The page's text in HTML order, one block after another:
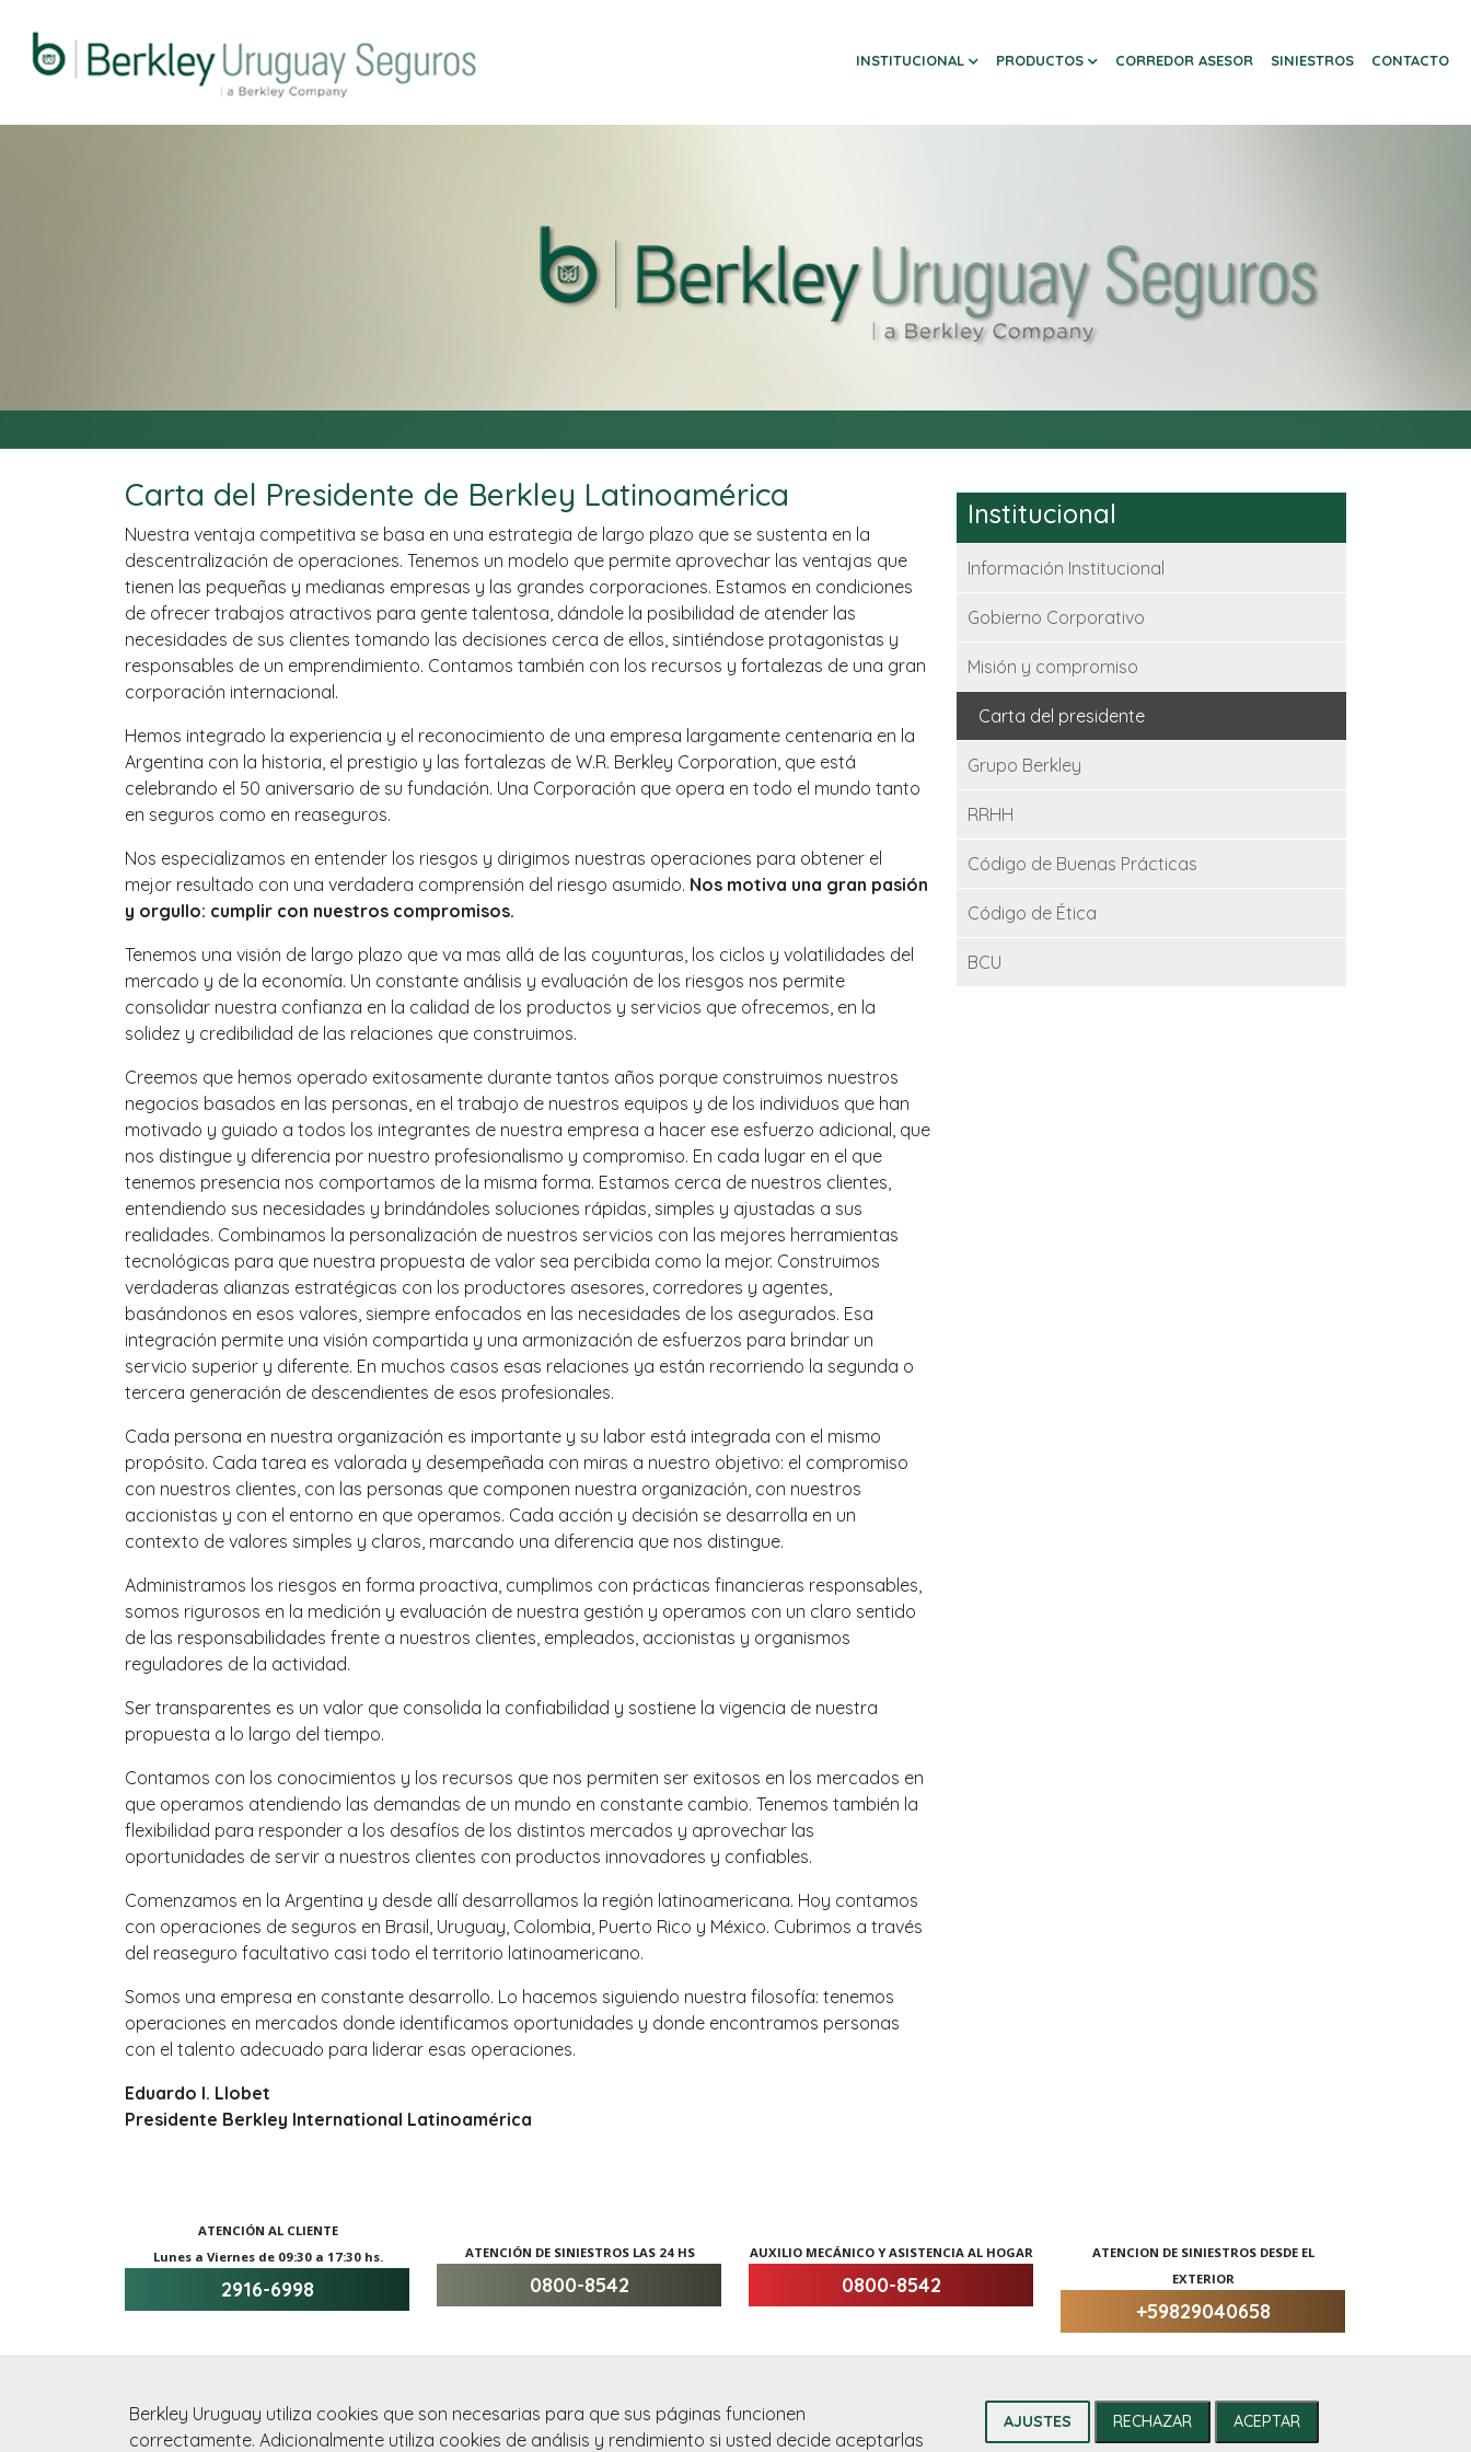
INSTITUCIONAL PRODUCTOS CORREDOR ASESOR SINIESTROS CONTACTO
Carta del Presidente de Berkley Latinoamérica
Nuestra ventaja competitiva se basa en una estrategia de largo plazo que se sustenta en la
descentralización de operaciones. Tenemos un modelo que permite aprovechar las ventajas que
tienen las pequeñas y medianas empresas y las grandes corporaciones. Estamos en condiciones
de ofrecer trabajos atractivos para gente talentosa, dándole la posibilidad de atender las
necesidades de sus clientes tomando las decisiones cerca de ellos, sintiéndose protagonistas y
responsables de un emprendimiento. Contamos también con los recursos y fortalezas de una gran
corporación internacional.
Hemos integrado la experiencia y el reconocimiento de una empresa largamente centenaria en la
Argentina con la historia, el prestigio y las fortalezas de W.R. Berkley Corporation, que está
celebrando el 50 aniversario de su fundación. Una Corporación que opera en todo el mundo tanto
en seguros como en reaseguros.
Nos especializamos en entender los riesgos y dirigimos nuestras operaciones para obtener el
mejor resultado con una verdadera comprensión del riesgo asumido. Nos motiva una gran pasión
y orgullo: cumplir con nuestros compromisos.
Tenemos una visión de largo plazo que va mas allá de las coyunturas, los ciclos y volatilidades del
mercado y de la economía. Un constante análisis y evaluación de los riesgos nos permite
consolidar nuestra confianza en la calidad de los productos y servicios que ofrecemos, en la
solidez y credibilidad de las relaciones que construimos.
Creemos que hemos operado exitosamente durante tantos años porque construimos nuestros
negocios basados en las personas, en el trabajo de nuestros equipos y de los individuos que han
motivado y guiado a todos los integrantes de nuestra empresa a hacer ese esfuerzo adicional, que
nos distingue y diferencia por nuestro profesionalismo y compromiso. En cada lugar en el que
tenemos presencia nos comportamos de la misma forma. Estamos cerca de nuestros clientes,
entendiendo sus necesidades y brindándoles soluciones rápidas, simples y ajustadas a sus
realidades. Combinamos la personalización de nuestros servicios con las mejores herramientas
tecnológicas para que nuestra propuesta de valor sea percibida como la mejor. Construimos
verdaderas alianzas estratégicas con los productores asesores, corredores y agentes,
basándonos en esos valores, siempre enfocados en las necesidades de los asegurados. Esa
integración permite una visión compartida y una armonización de esfuerzos para brindar un
servicio superior y diferente. En muchos casos esas relaciones ya están recorriendo la segunda o
tercera generación de descendientes de esos profesionales.
Cada persona en nuestra organización es importante y su labor está integrada con el mismo
propósito. Cada tarea es valorada y desempeñada con miras a nuestro objetivo: el compromiso
con nuestros clientes, con las personas que componen nuestra organización, con nuestros
accionistas y con el entorno en que operamos. Cada acción y decisión se desarrolla en un
contexto de valores simples y claros, marcando una diferencia que nos distingue.
Administramos los riesgos en forma proactiva, cumplimos con prácticas financieras responsables,
somos rigurosos en la medición y evaluación de nuestra gestión y operamos con un claro sentido
de las responsabilidades frente a nuestros clientes, empleados, accionistas y organismos
reguladores de la actividad.
Ser transparentes es un valor que consolida la confiabilidad y sostiene la vigencia de nuestra
propuesta a lo largo del tiempo.
Contamos con los conocimientos y los recursos que nos permiten ser exitosos en los mercados en
que operamos atendiendo las demandas de un mundo en constante cambio. Tenemos también la
flexibilidad para responder a los desafíos de los distintos mercados y aprovechar las
oportunidades de servir a nuestros clientes con productos innovadores y confiables.
Comenzamos en la Argentina y desde allí desarrollamos la región latinoamericana. Hoy contamos
con operaciones de seguros en Brasil, Uruguay, Colombia, Puerto Rico y México. Cubrimos a través
del reaseguro facultativo casi todo el territorio latinoamericano.
Somos una empresa en constante desarrollo. Lo hacemos siguiendo nuestra filosofía: tenemos
operaciones en mercados donde identificamos oportunidades y donde encontramos personas
con el talento adecuado para liderar esas operaciones.
Eduardo I. Llobet
Presidente Berkley International Latinoamérica
Institucional
Información Institucional
Gobierno Corporativo
Misión y compromiso
Carta del presidente
Grupo Berkley
RRHH
Código de Buenas Prácticas
Código de Ética
BCU
ATENCIÓN AL CLIENTE
Lunes a Viernes de 09:30 a 17:30 hs.
2916-6998
ATENCIÓN DE SINIESTROS LAS 24 HS
0800-8542
AUXILIO MECÁNICO Y ASISTENCIA AL HOGAR
0800-8542
ATENCION DE SINIESTROS DESDE EL
EXTERIOR
+59829040658
Berkley Uruguay utiliza cookies que son necesarias para que sus páginas funcionen
correctamente. Adicionalmente utiliza cookies de análisis y rendimiento si usted decide aceptarlas
AJUSTES RECHAZAR ACEPTAR